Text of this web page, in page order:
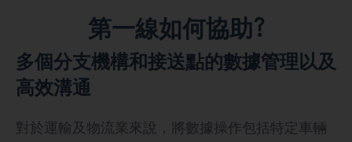
第一線如何協助?
多個分支機構和接送點的數據管理以及
高效溝通
對於運輸及物流業來說，將數據操作包括特定車輛